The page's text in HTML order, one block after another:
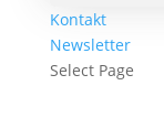
Kontakt
Newsletter
Select Page